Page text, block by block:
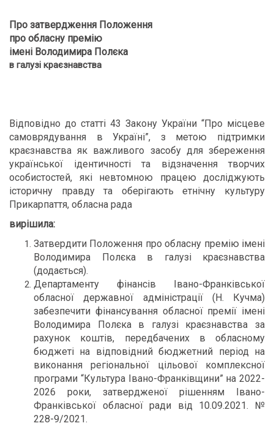
Про затвердження Положення
про обласну премію
імені Володимира Полєка
в галузі краєзнавства
Відповідно до статті 43 Закону України “Про місцеве
самоврядування в Україні”, з метою підтримки
краєзнавства як важливого засобу для збереження
української ідентичності та відзначення творчих
особистостей, які невтомною працею досліджують
історичну правду та оберігають етнічну культуру
Прикарпаття, обласна рада
вирішила:
Затвердити Положення про обласну премію імені
Володимира Полєка в галузі краєзнавства
(додається).
Департаменту фінансів Івано-Франківської
обласної державної адміністрації (Н. Кучма)
забезпечити фінансування обласної премії імені
Володимира Полєка в галузі краєзнавства за
рахунок коштів, передбачених в обласному
бюджеті на відповідний бюджетний період на
виконання регіональної цільової комплексної
програми “Культура Івано-Франківщини” на 2022-
2026 роки, затвердженої рішенням Івано-
Франківської обласної ради від 10.09.2021. №
228-9/2021.